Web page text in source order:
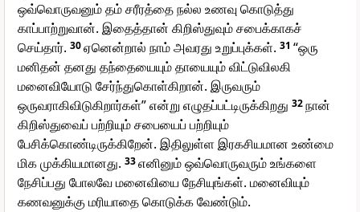
ஒவ்வொருவனும் தம் சரீரத்தை நல்ல உணவு கொடுத்து
காப்பாற்றுவான். இதைத்தான் கிறிஸ்துவும் சபைக்காகச்
செய்தார். 30ஏனென்றால் நாம் அவரது உறுப்புக்கள். 31 “ஒரு
மனிதன் தனது தந்தையையும் தாயையும் விட்டுவிலகி
மனைவியோடு சேர்ந்துகொள்கிறான். இருவரும்
ஒருவராகிவிடுகிறார்கள்” என்று எழுதப்பட்டிருக்கிறது 32நான்
கிறிஸ்துவைப் பற்றியும் சபையைப் பற்றியும்
பேசிக்கொண்டிருக்கிறேன். இதிலுள்ள இரகசியமான உண்மை
மிக முக்கியமானது. 33எனினும் ஒவ்வொருவரும் உங்களை
நேசிப்பது போலவே மனைவியை நேசியுங்கள். மனைவியும்
கணவனுக்கு மரியாதை கொடுக்க வேண்டும்.